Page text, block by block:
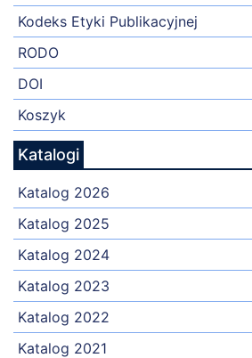
Kodeks Etyki Publikacyjnej
RODO
DOI
Koszyk
Katalogi
Katalog 2026
Katalog 2025
Katalog 2024
Katalog 2023
Katalog 2022
Katalog 2021